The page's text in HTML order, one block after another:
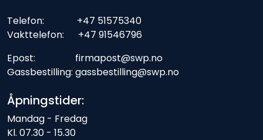
Telefon: +47 51575340
Vakttelefon: +47 91546796
Epost: firmapost@swp.no
Gassbestilling: gassbestilling@swp.no
Åpningstider:
Mandag - Fredag
Kl. 07.30 - 15.30